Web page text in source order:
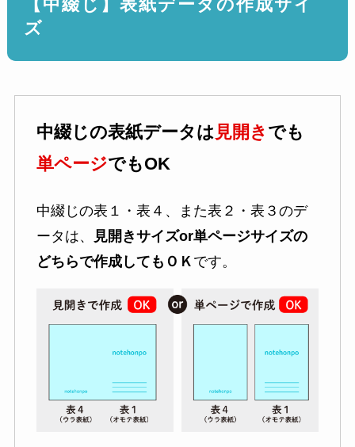
【中綴じ】表紙データの作成サイ
ズ
中綴じの表紙データは見開き でも
単ページでもOK
中綴じの表１・表４、また表２・表３のデ
ータは、
見開きサイズor単ページサイズの
どちらで作成してもＯＫ です。